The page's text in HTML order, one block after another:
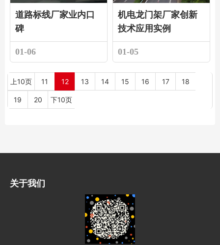
道路标线厂家业内口
碑
01-06
机电龙门架厂家创新
技术应用实例
01-05
上10页 11 12 13 14 15 16 17 18
19 20 下10页
关于我们